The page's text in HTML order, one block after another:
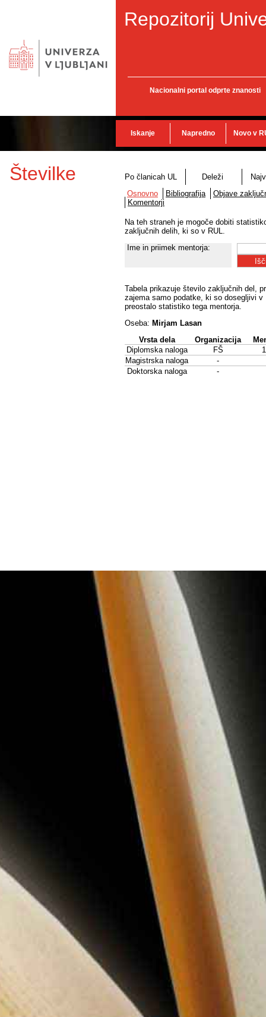
Repozitorij
Nacionalni portal odprte znanosti
Iskanje Napredno Novo v
Številke Po članicah UL Deleži
Osnovno
Bibliografija
Objave
Komentorji
Na teh straneh je mogoče dobiti
zaključnih delih, ki so v RUL.
Ime in priimek mentorja:
Tabela prikazuje število zaključnih del,
zajema samo podatke, ki so dosegljivi
preostalo statistiko tega mentorja.
Oseba: Mirjam Lasan
Vrsta dela
Organizacija
Diplomska naloga
FŠ
Magistrska naloga
-
Doktorska naloga
-